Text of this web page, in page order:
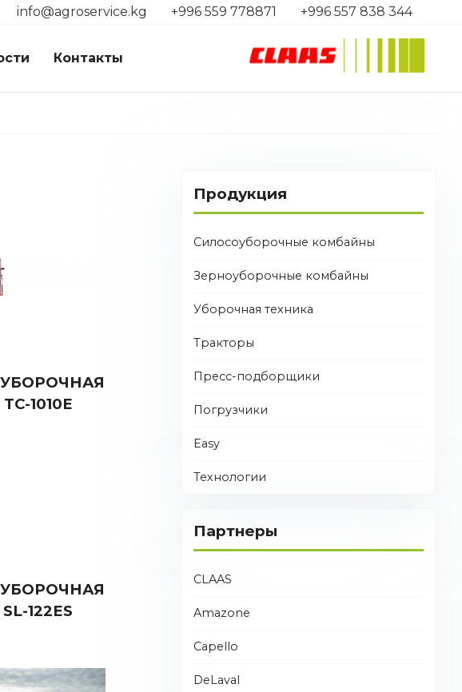
info@agroservice.kg +996 559 778871 +996 557 838 344
Контакты
1010E
122ES
Продукция
Силосоуборочные комбайны
Зерноуборочные комбайны
Уборочная техника
Тракторы
Пресс-подборщики
Погрузчики
Easy
Технологии
Партнеры
CLAAS
Amazone
Capello
DeLaval